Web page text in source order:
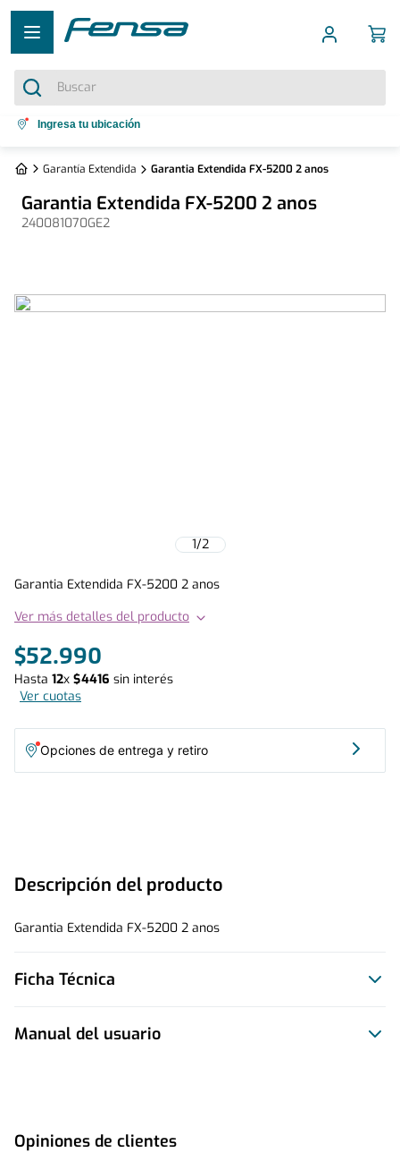
Buscar
Términos más buscados
3. bottom freezer
Ingresa tu ubicación
Garantía Extendida Garantia Extendida FX-5200 2 anos
Garantia Extendida FX-5200 2 anos
240081070GE2
1/2
Garantia Extendida FX-5200 2 anos
Ver más detalles del producto
$52.990
Hasta 12x $4416 sin interés
Ver cuotas
Opciones de entrega y retiro
Descripción del producto
Garantia Extendida FX-5200 2 anos
Ficha Técnica
Manual del usuario
Opiniones de clientes